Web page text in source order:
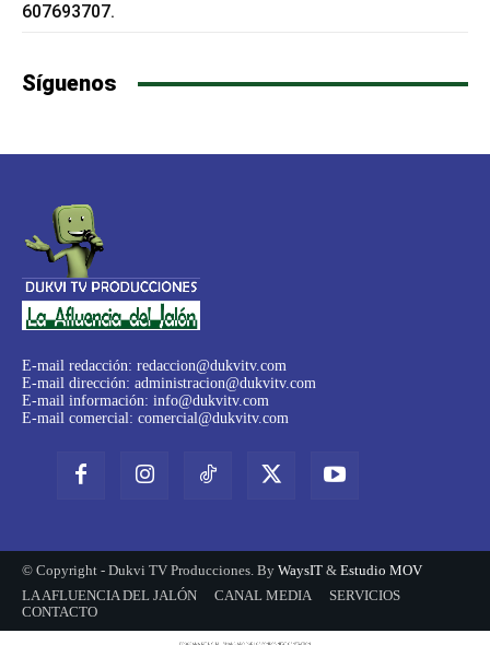
607693707.
Síguenos
E-mail redacción: redaccion@dukvitv.com
E-mail dirección: administracion@dukvitv.com
E-mail información: info@dukvitv.com
E-mail comercial: comercial@dukvitv.com
© Copyright - Dukvi TV Producciones. By WaysIT & Estudio MOV
LA AFLUENCIA DEL JALÓN
CANAL MEDIA
SERVICIOS
CONTACTO